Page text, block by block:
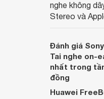
nghe không
Stereo và
dựa trên nhu
hai đều là sản
nhưng hướng
khác nhau.
Đánh giá
Tai nghe on-
nhất trong
đồng
Huawei